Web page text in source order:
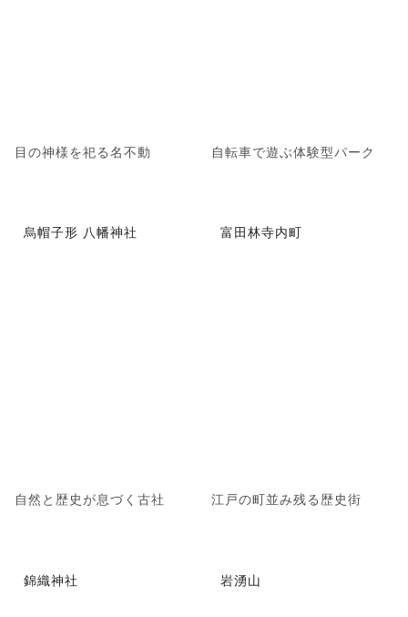
目の神様を祀る名不動 自転車で遊ぶ体験型パーク
烏帽子形 八幡神社
自然と歴史が息づく古社
富田林寺内町
江戸の町並み残る歴史街
錦織神社 岩湧山